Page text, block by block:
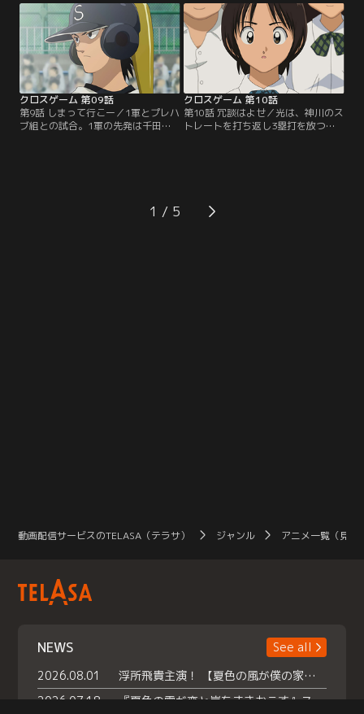
け、バッティングピッチャーとして
1軍の練習に連れてくる。青葉が酷
使されていることを聞き、1軍の練
習場に向かった光、赤石、中西は、
大門に事実上の宣戦布告をして…。
【提供：バンダイチャンネル】
1軍の実力、周りからの期待にプレ
ッシャーを感じた光は、青葉に会い
にいく。光の投球を受け、意見を求
められた青葉は、「まぁまぁ」と答
えるのだった…。【提供：バンダイ
チャンネル】
クロスゲーム 第09話
第9話 しまって行こー／1軍とプレハ
ブ組との試合。1軍の先発は千田。
レハブ組が3点を先制する。2回裏、
真っ向勝負を挑んだ光は東にホーム
クロスゲーム 第10話
第10話 冗談はよせ／光は、神川のス
トレートを打ち返し3塁打を放つも
ない。疲労がピークに達し投球が乱
れ始めた光は、コントロールを捨て
1
動画配信サービスのTELASA（テラサ） ジャンル アニメ一覧（見放
NEWS
See all
2026.08.01
浮所飛貴主演！ 【夏色の風が僕の家にやってきた】 本日よりテラサで独占配信スタート！
2026.07.18
『夏色の雲が恋と嵐をまきおこす』スペシャルメイキング 【Part1】2026年７月18日（土）23時30分～配信スタート！話題のシーンの裏側を大公開！豪華キャスト大集合！ 『武宮家 真夏の家族会議』開催！